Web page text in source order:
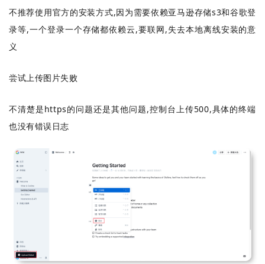
不推荐使用官方的安装方式,因为需要依赖亚马逊存储s3和谷歌登
录等,一个登录一个存储都依赖云,要联网,失去本地离线安装的意
义
尝试上传图片失败
不清楚是https的问题还是其他问题,控制台上传500,具体的终端
也没有错误日志